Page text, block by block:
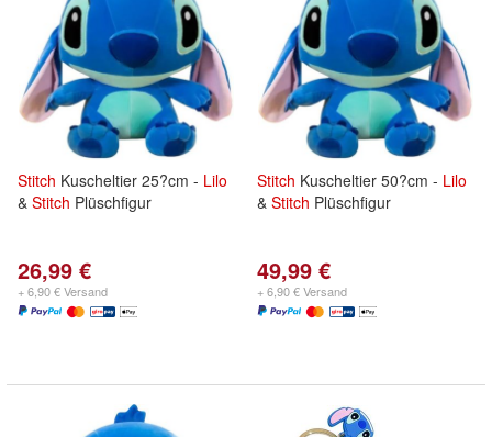
Stitch Kuscheltier 25?cm - Lilo
& Stitch Plüschfigur
26,99 €
+ 6,90 € Versand
Stitch Kuscheltier 50?cm - Lilo
& Stitch Plüschfigur
49,99 €
+ 6,90 € Versand